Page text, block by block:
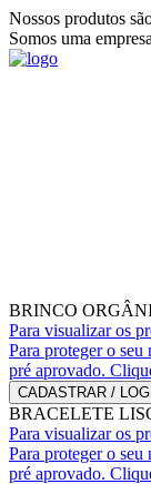
Nossos produtos
Somos uma
BRINCO
Para visualizar os
Para proteger o
pré aprovado.
CADASTRAR /
BRACELETE
Para visualizar os
Para proteger o
pré aprovado.